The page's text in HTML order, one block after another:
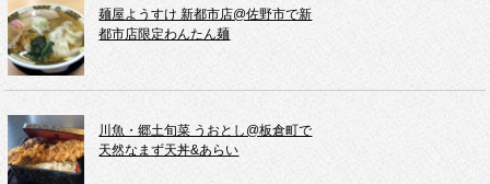
麺屋ようすけ 新都市店@佐野市で新
都市店限定わんたん麺
川魚・郷土旬菜 うおとし@板倉町で
天然なまず天丼&あらい